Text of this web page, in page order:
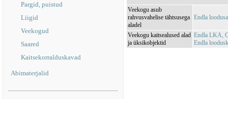
Pargid, puistud
Liigid
Veekogud
Saared
Kaitsekorralduskavad
Abimaterjalid
Veekogu asub
rahvusvahelise tähtsusega
aladel
Endla
Veekogu kaitsealused alad
ja üksikobjektid
Endla LKA,
Endla